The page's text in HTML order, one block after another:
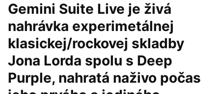
Gemini Suite Live je živá
nahrávka experimetálnej
klasickej/rockovej skladby
Jona Lorda spolu s Deep
Purple, nahratá naživo počas